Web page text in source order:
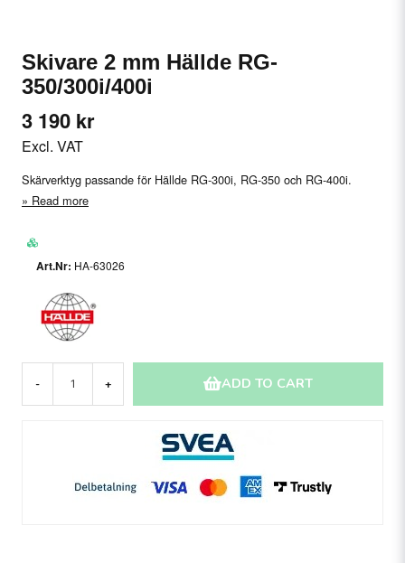
Skivare 2 mm Hällde RG-
350/300i/400i
3 190 kr
Excl. VAT
Skärverktyg passande för Hällde RG-300i, RG-350 och RG-400i.
Read more
HA-63026
- + ADD TO CART